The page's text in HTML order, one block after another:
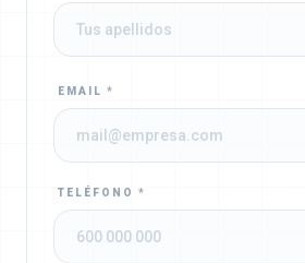
EMAIL *
TELÉFONO *